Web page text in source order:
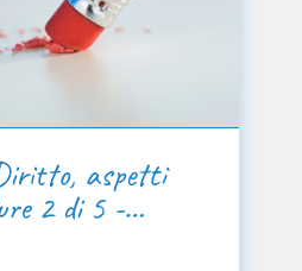
aspetti
2 di 5 -